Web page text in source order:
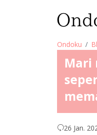
Ondoku
Mari
26 Jan.